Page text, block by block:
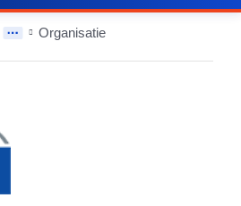
Organisatie